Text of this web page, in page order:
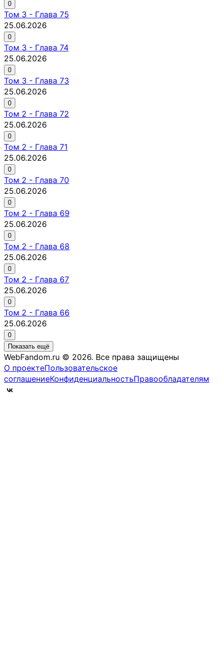
0
Том 3 - Глава 75
25.06.2026
0
Том 3 - Глава 74
25.06.2026
0
Том 3 - Глава 73
25.06.2026
0
Том 2 - Глава 72
25.06.2026
0
Том 2 - Глава 71
25.06.2026
0
Том 2 - Глава 70
25.06.2026
0
Том 2 - Глава 69
25.06.2026
0
Том 2 - Глава 68
25.06.2026
0
Том 2 - Глава 67
25.06.2026
0
Том 2 - Глава 66
25.06.2026
0
Показать ещё
WebFandom.ru © 2026. Все права защищены
О проектеПользовательское
соглашениеКонфиденциальностьПравообладателям